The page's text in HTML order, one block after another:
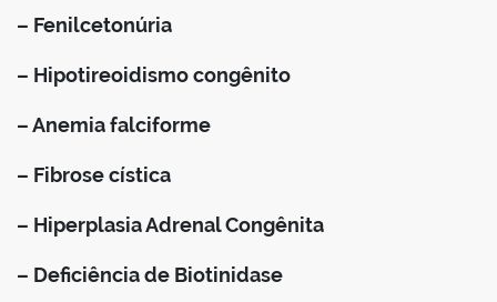
– Fenilcetonúria
– Hipotireoidismo congênito
– Anemia falciforme
– Fibrose cística
– Hiperplasia Adrenal Congênita
– Deficiência de Biotinidase